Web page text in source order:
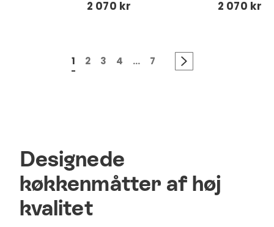
2 070 kr 2 070 kr
1 2 3 4 ... 7
Designede
køkkenmåtter af høj
kvalitet